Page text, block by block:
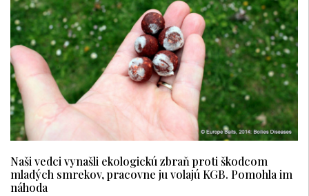
Naši vedci vynašli ekologickú zbraň proti škodcom
mladých smrekov, pracovne ju volajú KGB. Pomohla im
náhoda